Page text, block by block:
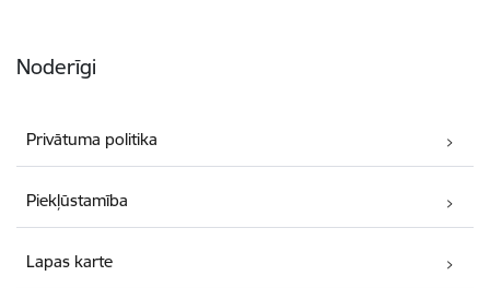
Noderīgi
Privātuma politika
Piekļūstamība
Lapas karte